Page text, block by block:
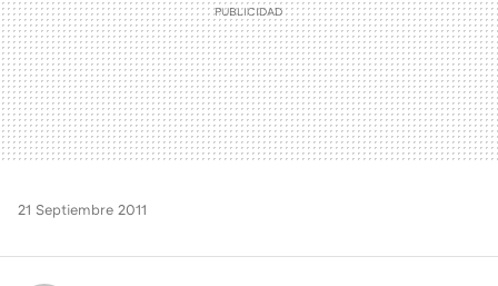
21 Septiembre 2011